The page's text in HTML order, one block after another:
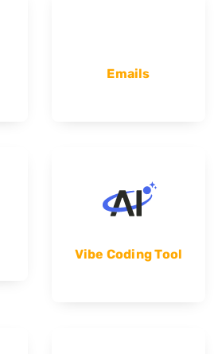
Emails
Vibe Coding Tool